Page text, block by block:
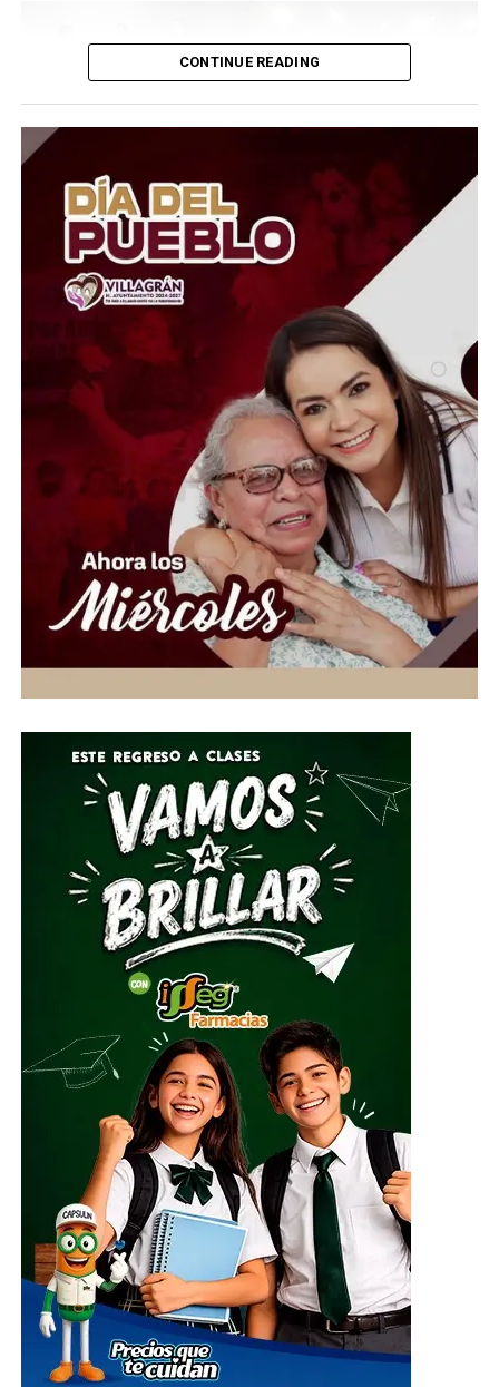
El Presidente del Consejo Consultivo del Sistema DIF
Estatal Guanajuato, Juan Carlos Montesinos Carranza,
señaló que esta iniciativa busca brindar apoyo solidario y
oportuno a quienes atraviesan momentos difíciles, por
lo que convocó a la ciudadanía, al sector empresarial,
asociaciones civiles, grupos voluntarios y sociedad en
general, a sumarse a esta causa mediante la donación de
insumos esenciales.
“Hoy más que nunca es momento de demostrar que la
solidaridad no conoce fronteras. Desde Guanajuato
extendemos la mano a las familias venezolanas que
enfrentan esta emergencia, convencidos de que cada
aportación puede hacer la diferencia en la vida de
quienes más lo necesitan”, expresó.
Ante esta situación de emergencia humanitaria, el
Gobierno de la Gente, a través del Voluntariado de la
Gente, habilitó centros de acopio del 1 al 10 de julio en
el Parque Guanajuato Bicentenario, las oficinas del
Sistema DIF Estatal y las instalaciones de los 46
Por su parte, el Director General del Sistema DIF Estatal
Guanajuato, José Alfonso Borja Pimentel, explicó que se
estarán recibiendo alimentos no perecederos, artículos
de higiene personal, insumos de limpieza y
herramientas, mismos que serán clasificados y
embalados para su posterior entrega al Sistema
Nacional DIF, instancia encargada de coordinar el envío
del apoyo humanitario.
ADVERTISEMENT
El centro de acopio principal estará ubicado en el
Parque Guanajuato Bicentenario, localizado en la
carretera de cuota kilómetro 3.8, comunidad Los
Rodríguez, en el municipio de Silao; además de las
oficinas del Sistema DIF Estatal Guanajuato ubicadas en
Paseo de la Presa # 89-A, Zona Centro, en la ciudad de
Guanajuato; así como en las instalaciones de los 46
Sistemas DIF Municipales del estado, donde las
CONTINUE READING